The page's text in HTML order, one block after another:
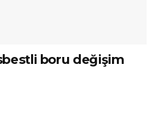
boru değişim